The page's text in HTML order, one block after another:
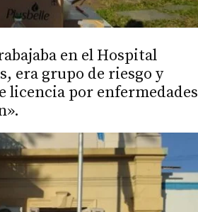
en el Hospital
era grupo de riesgo y
licencia por enfermedades